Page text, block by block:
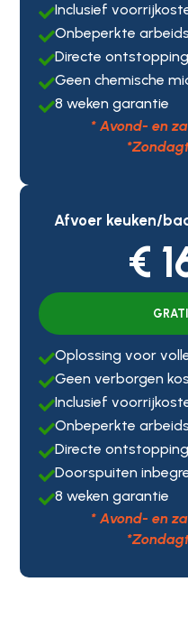
Inclusief
Onbeperkte
Directe ontstopping
Geen chemische
8 weken garantie
* Avond- en
Afvoer keuken/
€
Oplossing voor
Geen verborgen
Inclusief
Onbeperkte
Directe ontstopping
Doorspuiten
8 weken garantie
* Avond- en